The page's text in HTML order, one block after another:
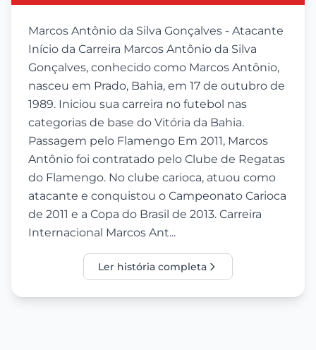
Marcos Antônio da Silva Gonçalves - Atacante
Início da Carreira Marcos Antônio da Silva
Gonçalves, conhecido como Marcos Antônio,
nasceu em Prado, Bahia, em 17 de outubro de
1989. Iniciou sua carreira no futebol nas
categorias de base do Vitória da Bahia.
Passagem pelo Flamengo Em 2011, Marcos
Antônio foi contratado pelo Clube de Regatas
do Flamengo. No clube carioca, atuou como
atacante e conquistou o Campeonato Carioca
de 2011 e a Copa do Brasil de 2013. Carreira
Internacional Marcos Ant...
Ler história completa